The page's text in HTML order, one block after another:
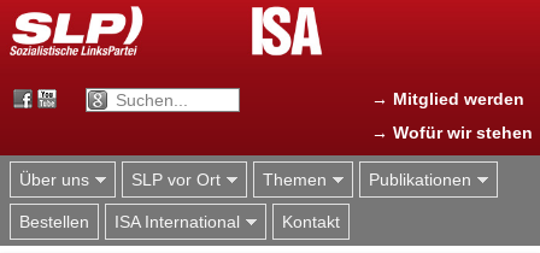
Jump to navigation
→ Mitglied werden
→ Wofür wir stehen
Über uns SLP vor Ort Themen Publikationen
Bestellen ISA International Kontakt